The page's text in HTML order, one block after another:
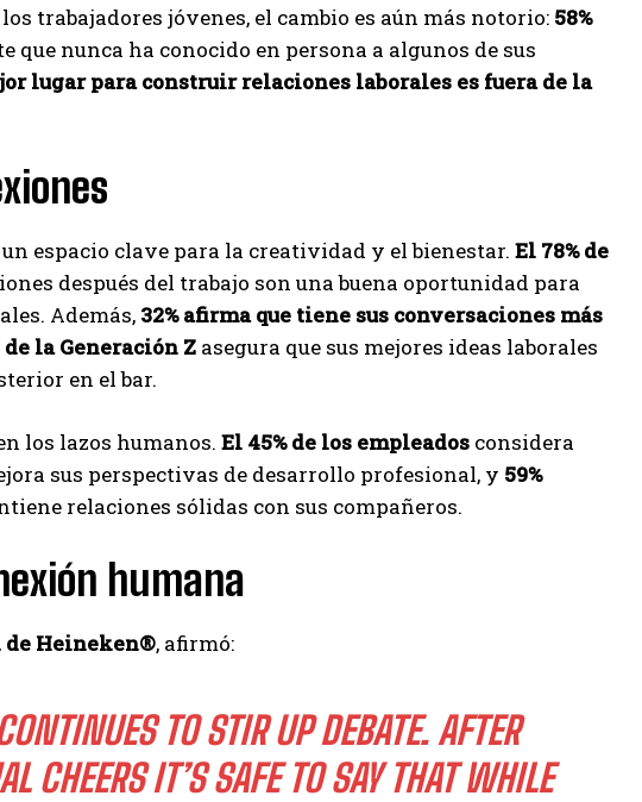
trabajadores jóvenes, el cambio es aún más notorio: 58%
que nunca ha conocido en persona a algunos de sus
lugar para construir relaciones laborales es fuera de la
espacio clave para la creatividad y el bienestar. El 78% de
después del trabajo son una buena oportunidad para
Además, 32% afirma que tiene sus conversaciones más
la Generación Z asegura que sus mejores ideas laborales
en el bar.
los lazos humanos. El 45% de los empleados considera
sus perspectivas de desarrollo profesional, y 59%
relaciones sólidas con sus compañeros.
humana
de Heineken®, afirmó:
TO STIR UP DEBATE. AFTER YE
IT’S SAFE TO SAY THAT WHILE WE